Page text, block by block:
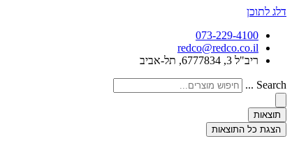
דלג לתוכן
073-229-4100
redco@redco.co.il
ריב"ל 3, 6777834, תל-אביב
Search ...
תוצאות
הצגת כל התוצאות